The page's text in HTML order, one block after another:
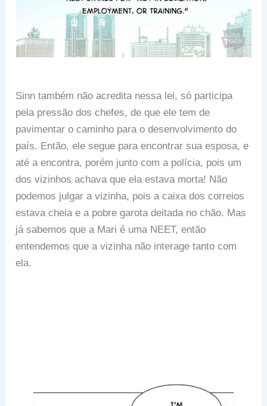
Sinn também não acredita nessa lei, só participa
pela pressão dos chefes, de que ele tem de
pavimentar o caminho para o desenvolvimento do
país. Então, ele segue para encontrar sua esposa, e
até a encontra, porém junto com a polícia, pois um
dos vizinhos achava que ela estava morta! Não
podemos julgar a vizinha, pois a caixa dos correios
estava cheia e a pobre garota deitada no chão. Mas
já sabemos que a Mari é uma NEET, então
entendemos que a vizinha não interage tanto com
ela.